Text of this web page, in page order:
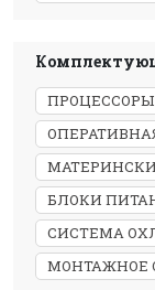
ПРОЦЕССОРЫ
БЛОКИ
СИСТЕМА
МОНТАЖНОЕ